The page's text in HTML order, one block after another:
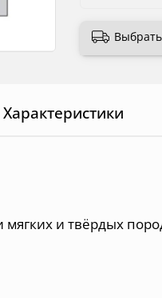
Выбрать
Характеристики
мягких и твёрдых